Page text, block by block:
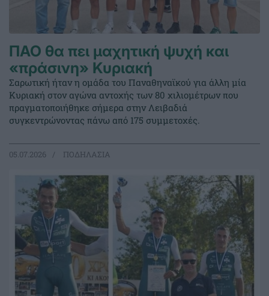
ΠΑΟ θα πει μαχητική ψυχή και
«πράσινη» Κυριακή
Σαρωτική ήταν η ομάδα του Παναθηναϊκού για άλλη μία
Κυριακή στον αγώνα αντοχής των 80 χιλιομέτρων που
πραγματοποιήθηκε σήμερα στην Λειβαδιά
συγκεντρώνοντας πάνω από 175 συμμετοχές.
05.07.2026 ΠΟΔΗΛΑΣΙΑ